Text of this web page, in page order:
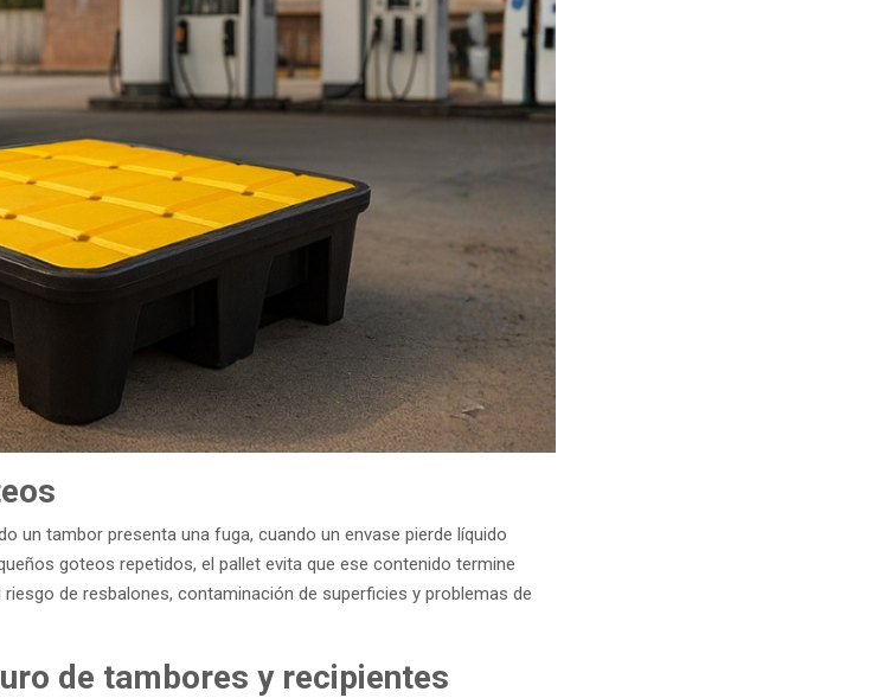
un tambor presenta una fuga, cuando un envase pierde líquido
goteos repetidos, el pallet evita que ese contenido termine
de resbalones, contaminación de superficies y problemas de
de tambores y recipientes